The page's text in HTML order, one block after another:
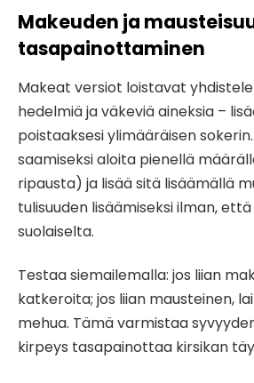
Makeuden ja
tasapainottaminen
Makeat versiot loistavat
hedelmiä ja väkeviä aineksia –
poistaaksesi ylimääräisen
saamiseksi aloita pienellä
ripausta) ja lisää sitä lisäämällä
tulisuuden lisäämiseksi ilman,
suolaiselta.
Testaa siemailemalla: jos liian
katkeroita; jos liian mausteinen,
mehua. Tämä varmistaa
kirpeys tasapainottaa kirsikan